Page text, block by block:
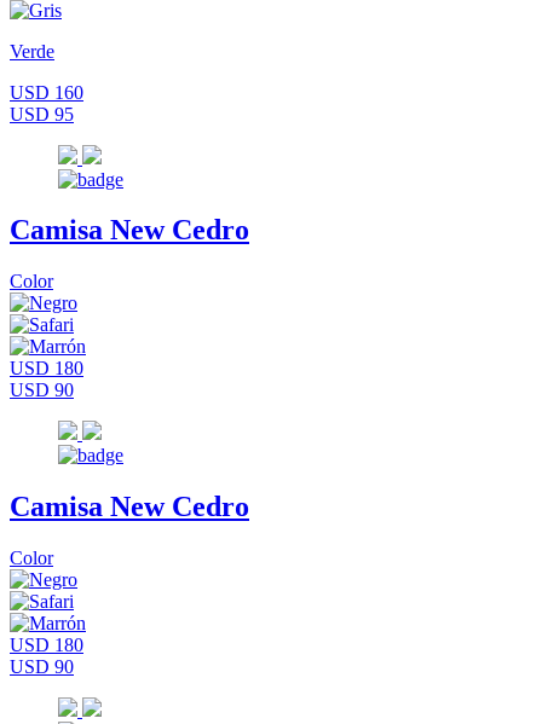
Verde
USD 160
USD 95
Camisa New Cedro
Color
USD 180
USD 90
Camisa New Cedro
Color
USD 180
USD 90